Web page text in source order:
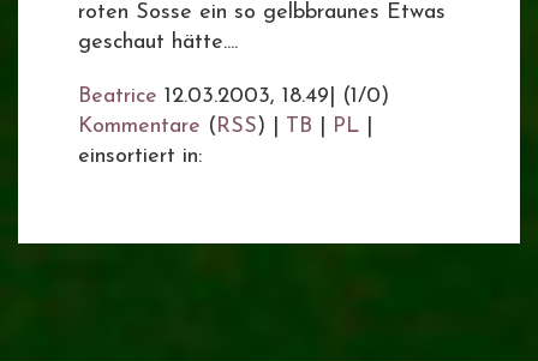
roten Sosse ein so gelbbraunes Etwas
geschaut hätte....
Beatrice 12.03.2003, 18.49
(1/0)
Kommentare (RSS) | TB PL
einsortiert in: